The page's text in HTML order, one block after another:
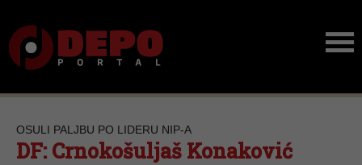
OSULI PALJBU PO LIDERU NIP-A
DF: Crnokošuljaš Konaković